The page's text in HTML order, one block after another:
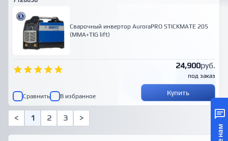
Сварочный инвертор AuroraPRO STICKMATE 205
(MMA+TIG lift)
24,900руб.
под заказ
Сравнить В избранное Купить
< 1 2 3 >